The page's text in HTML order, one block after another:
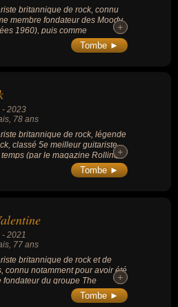
britannique de rock, connu
membre fondateur des Moody
1960), puis comme
chanteur des Wings avec
et son épouse Linda durant
+
+
Tombe ►
- 2023
, 78 ans
britannique de rock, légende
classé 5e meilleur guitariste
(par le magazine Rolling
l'un des trois guitaristes (avec
et Jimmy Page) à avoir joué
dans le milieu des
(en solo) et figure 2 fois au
Hall of Fame.
+
+
Tombe ►
- 2021
, 77 ans
britannique de rock et de
connu notamment pour avoir été
fondateur du groupe The
un précurseur qui a influencé le
and roll durant des décennies.
+
+
Tombe ►